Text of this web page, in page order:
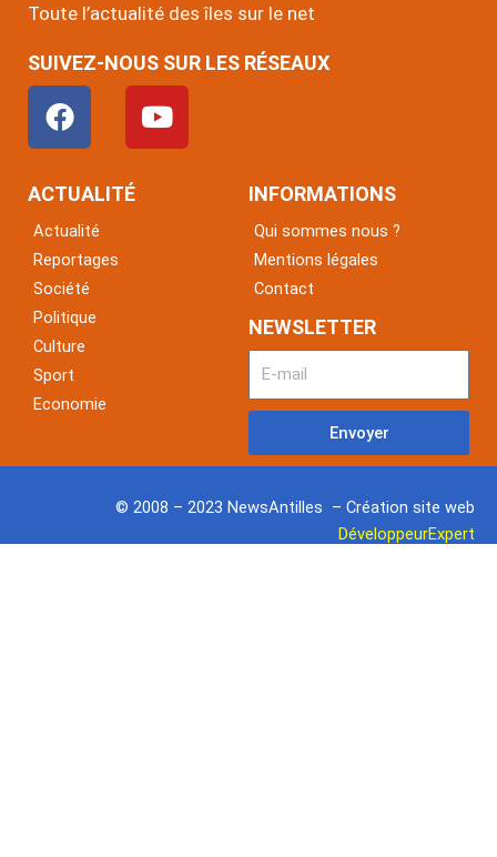
Toute l’actualité des îles sur le net
SUIVEZ-NOUS SUR LES RÉSEAUX
F
a
c
e
o
o
k
Y
o
u
ACTUALITÉ
Actualité
Reportages
Société
Politique
Culture
Sport
Economie
INFORMATIONS
Qui sommes nous ?
Mentions légales
Contact
NEWSLETTER
Envoyer
© 2008 – 2023 NewsAntilles – Création site web
DéveloppeurExpert